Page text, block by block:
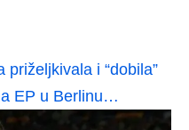
priželjkivala i “dobila”
EP u Berlinu…